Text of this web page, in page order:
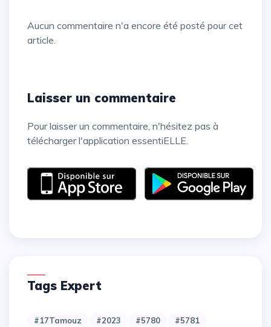
Aucun commentaire n'a encore été posté pour cet
article.
Laisser un commentaire
Pour laisser un commentaire, n'hésitez pas à
télécharger l'application essentiELLE.
Tags Expert
#17Tamouz #2023 #5780
#5781